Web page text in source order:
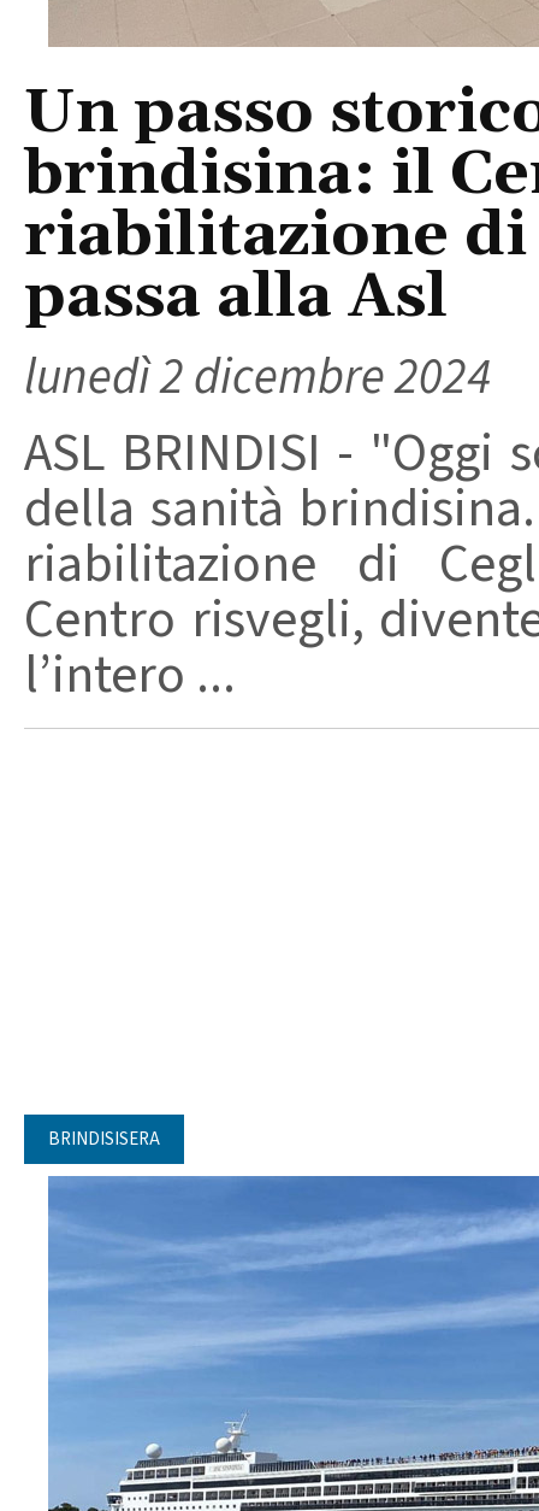
Un passo
brindisina: il
riabilitazione di
passa alla Asl
lunedì 2 dicembre 2024
ASL BRINDISI -
della sanità
riabilitazione di
Centro risvegli,
l’intero ...
BRINDISISERA